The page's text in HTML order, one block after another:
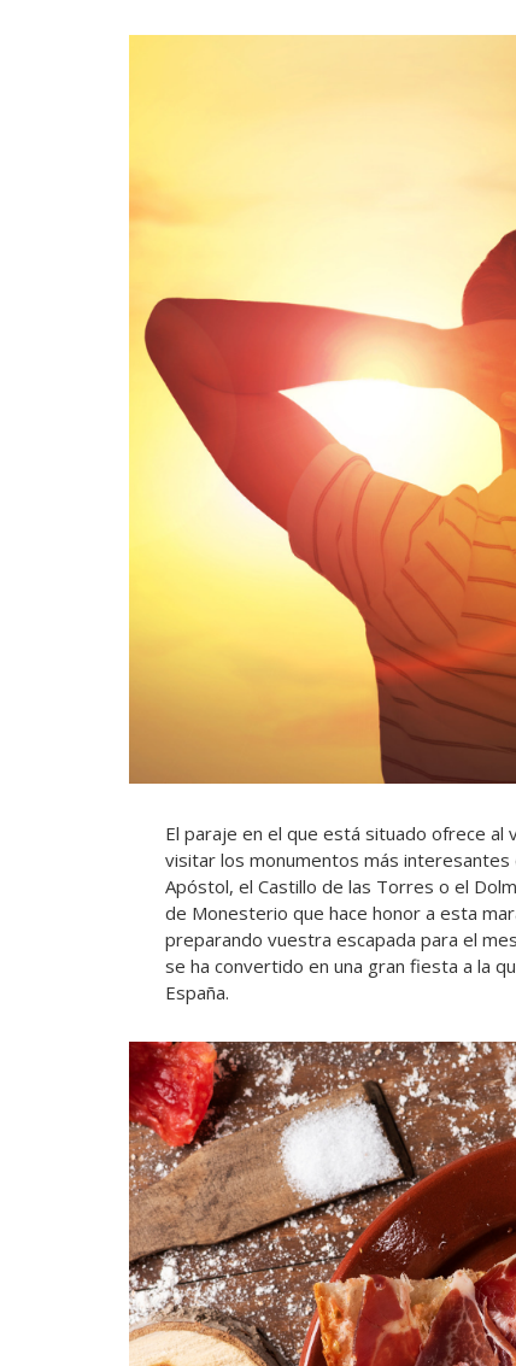
El paraje en el que está situado ofrece al
visitar los monumentos más
Apóstol, el Castillo de las Torres o el
de Monesterio que hace honor a esta
preparando vuestra escapada para el
se ha convertido en una gran fiesta a la
España.